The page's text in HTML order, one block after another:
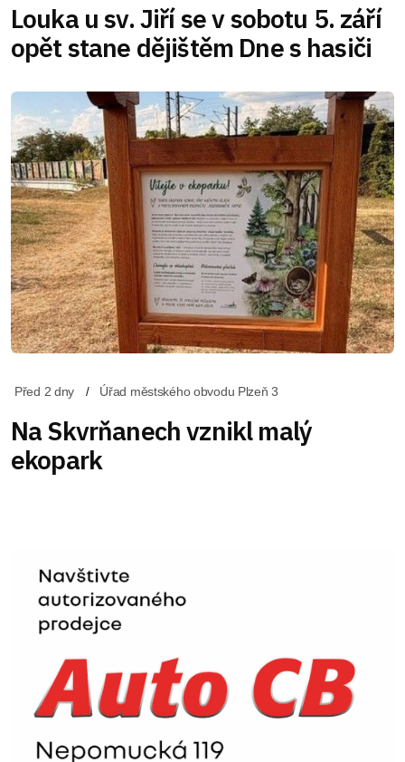
Louka u sv. Jiří se v sobotu 5. září
opět stane dějištěm Dne s hasiči
Před 2 dny Úřad městského obvodu Plzeň 3
Na Skvrňanech vznikl malý
ekopark